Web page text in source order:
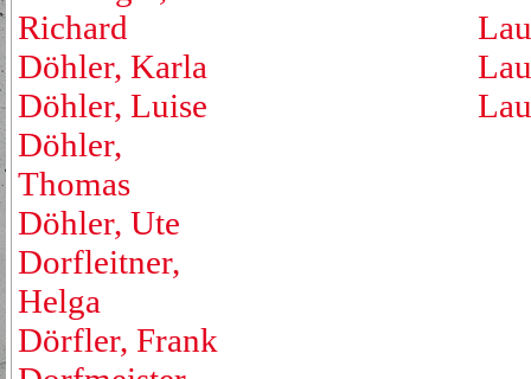
Richard
Döhler, Karla
Döhler, Luise
Döhler,
Thomas
Döhler, Ute
Dorfleitner,
Helga
Dörfler, Frank